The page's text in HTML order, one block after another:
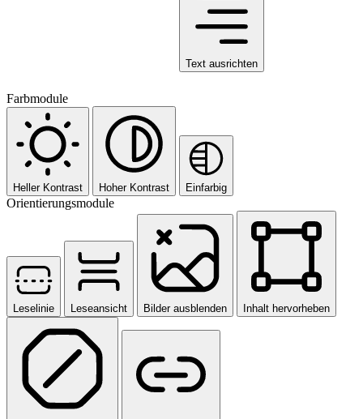
Text ausrichten
Farbmodule
Heller Kontrast Hoher Kontrast Einfarbig
Orientierungsmodule
Leselinie Leseansicht Bilder ausblenden Inhalt hervorheben